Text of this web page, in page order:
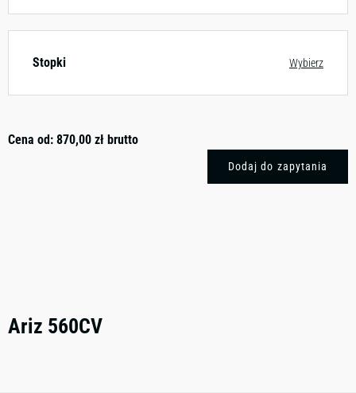
Stopki Wybierz
Cena od: 870,00 zł brutto
Dodaj do zapytania
Ariz 560CV